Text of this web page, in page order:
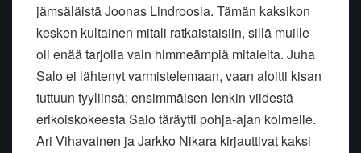
jämsäläistä Joonas Lindroosia. Tämän kaksikon
kesken kultainen mitali ratkaistaisiin, sillä muille
oli enää tarjolla vain himmeämpiä mitaleita. Juha
Salo ei lähtenyt varmistelemaan, vaan aloitti kisan
tuttuun tyyliinsä; ensimmäisen lenkin viidestä
erikoiskokeesta Salo täräytti pohja-ajan kolmelle.
Ari Vihavainen ja Jarkko Nikara kirjauttivat kaksi